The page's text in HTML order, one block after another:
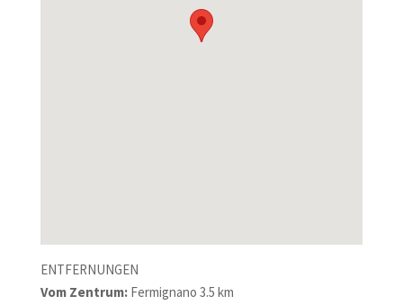
ENTFERNUNGEN
Vom Zentrum:Fermignano 3.5 km